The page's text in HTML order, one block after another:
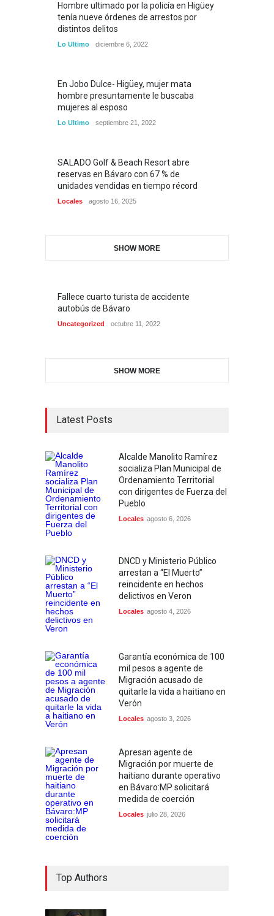
Hombre ultimado por la policía en Higüey
tenía nueve órdenes de arrestos por
distintos delitos
Lo Ultimo diciembre 6, 2022
En Jobo Dulce- Higüey, mujer mata
hombre presuntamente le buscaba
mujeres al esposo
Lo Ultimo septiembre 21, 2022
SALADO Golf & Beach Resort abre
reservas en Bávaro con 67 % de
unidades vendidas en tiempo récord
Locales agosto 16, 2025
SHOW MORE
Fallece cuarto turista de accidente
autobús de Bávaro
Uncategorized octubre 11, 2022
SHOW MORE
Latest Posts
Alcalde Manolito Ramírez
socializa Plan Municipal de
Ordenamiento Territorial
con dirigentes de Fuerza del
Pueblo
Locales agosto 6, 2026
DNCD y Ministerio Público
arrestan a “El Muerto”
reincidente en hechos
delictivos en Veron
Locales agosto 4, 2026
Garantía económica de 100
mil pesos a agente de
Migración acusado de
quitarle la vida a haitiano en
Verón
Locales agosto 3, 2026
Apresan agente de
Migración por muerte de
haitiano durante operativo
en Bávaro:MP solicitará
medida de coerción
Locales julio 28, 2026
Top Authors